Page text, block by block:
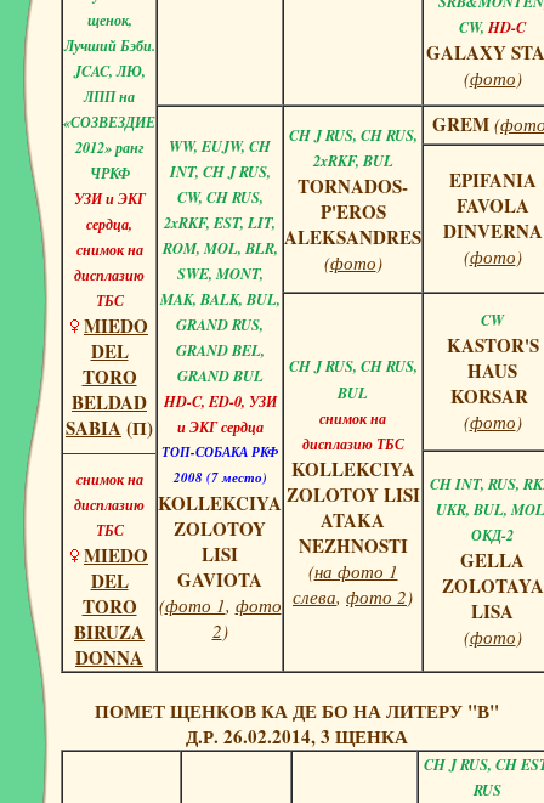
щенок,
Лучший Бэби.
JCAC, ЛЮ,
ЛПП на
«СОЗВЕЗДИЕ
2012» ранг
ЧРКФ
УЗИ и ЭКГ
сердца,
снимок на
дисплазию
ТБС
MIEDO
DEL
TORO
BELDAD
SABIA(П)
снимок на
дисплазию
ТБС
MIEDO
DEL
TORO
BIRUZA
DONNA
CW,HD-C
GALAXY
(фото)
WW, EUJW, CH
INT, CH J RUS,
CW, CH RUS,
2xRKF, EST, LIT,
ROM, MOL, BLR,
SWE, MONT,
MAK, BALK, BUL,
GRAND RUS,
GRAND BEL,
GRAND BUL
HD-C, ED-0, УЗИ
и ЭКГ сердца
ТОП-СОБАКА РКФ
2008 (7 место)
KOLLEKCIYA
ZOLOTOY
LISI
GAVIOTA
(фото 1, фото
2)
CH J RUS, CH RUS,
2xRKF, BUL
TORNADOS-
P'EROS
ALEKSANDRES
(фото)
GREM (
EPIFANIA
FAVOLA
DINVERNA
(фото)
CH J RUS, CH RUS,
BUL
снимок на
дисплазию ТБС
KOLLEKCIYA
ZOLOTOY LISI
ATAKA
NEZHNOSTI
(на фото 1
слева, фото 2)
CW
KASTOR'S
HAUS
KORSAR
(фото)
CH INT, RUS,
UKR, BUL,
ОКД-2
GELLA
ZOLOTAYA
LISA
(фото)
ПОМЕТ ЩЕНКОВ КА ДЕ БО НА ЛИТЕРУ "В"
Д.Р. 26.02.2014, 3 ЩЕНКА
CH J RUS, CH
RUS